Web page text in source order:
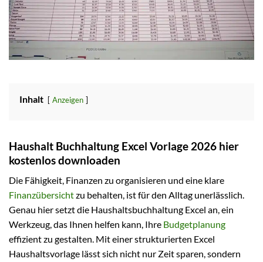
Inhalt Anzeigen
Haushalt Buchhaltung Excel Vorlage 2026 hier
kostenlos downloaden
Die Fähigkeit, Finanzen zu organisieren und eine klare
Finanzübersichtzu behalten, ist für den Alltag unerlässlich.
Genau hier setzt die Haushaltsbuchhaltung Excel an, ein
Werkzeug, das Ihnen helfen kann, Ihre Budgetplanung
effizient zu gestalten. Mit einer strukturierten Excel
Haushaltsvorlage lässt sich nicht nur Zeit sparen, sondern